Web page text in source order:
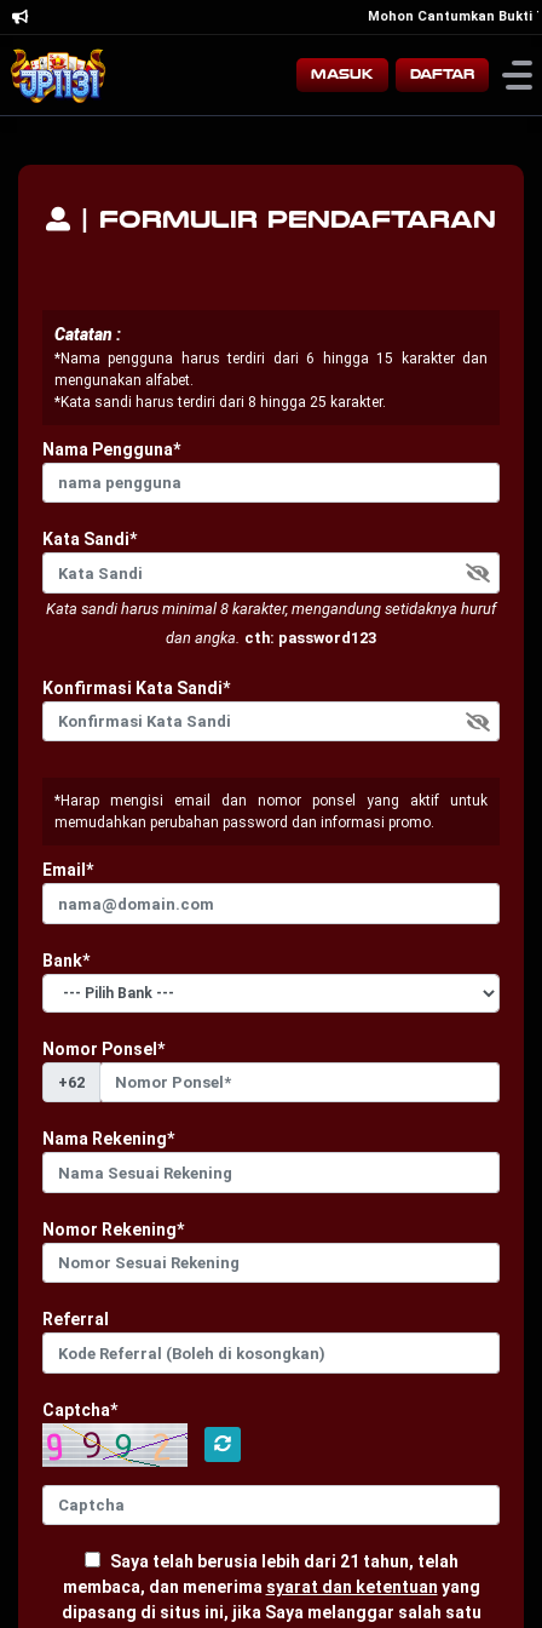
Mohon Cantumkan Bukti
Masuk Daftar
| Formulir Pendaftaran
Catatan :
*Nama pengguna harus terdiri dari 6 hingga 15 karakter dan
mengunakan alfabet.
*Kata sandi harus terdiri dari 8 hingga 25 karakter.
Nama Pengguna*
Kata Sandi*
Kata sandi harus minimal 8 karakter, mengandung setidaknya huruf
dan angka. cth: password123
Konfirmasi Kata Sandi*
*Harap mengisi email dan nomor ponsel yang aktif untuk
memudahkan perubahan password dan informasi promo.
Email*
Bank*
Nomor Ponsel*
+62
Nama Rekening*
Nomor Rekening*
Referral
Captcha*
Saya telah berusia lebih dari 21 tahun, telah
membaca, dan menerima syarat dan ketentuan yang
dipasang di situs ini, jika Saya melanggar salah satu